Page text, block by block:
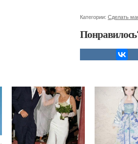
Категории: Сделать